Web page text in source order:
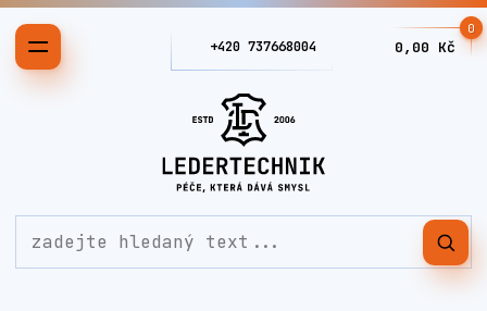
+420 737668004
0
0,00 Kč